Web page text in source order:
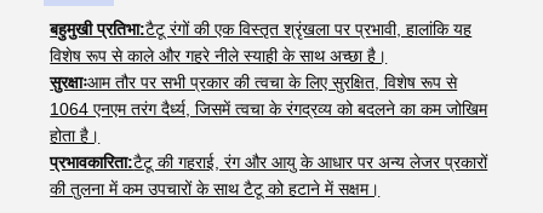
बहुमुखी प्रतिभा:टैटू रंगों की एक विस्तृत श्रृंखला पर प्रभावी, हालांकि यह
विशेष रूप से काले और गहरे नीले स्याही के साथ अच्छा है।
सुरक्षाःआम तौर पर सभी प्रकार की त्वचा के लिए सुरक्षित, विशेष रूप से
1064 एनएम तरंग दैर्ध्य, जिसमें त्वचा के रंगद्रव्य को बदलने का कम जोखिम
होता है।
प्रभावकारिता:टैटू की गहराई, रंग और आयु के आधार पर अन्य लेजर प्रकारों
की तुलना में कम उपचारों के साथ टैटू को हटाने में सक्षम।